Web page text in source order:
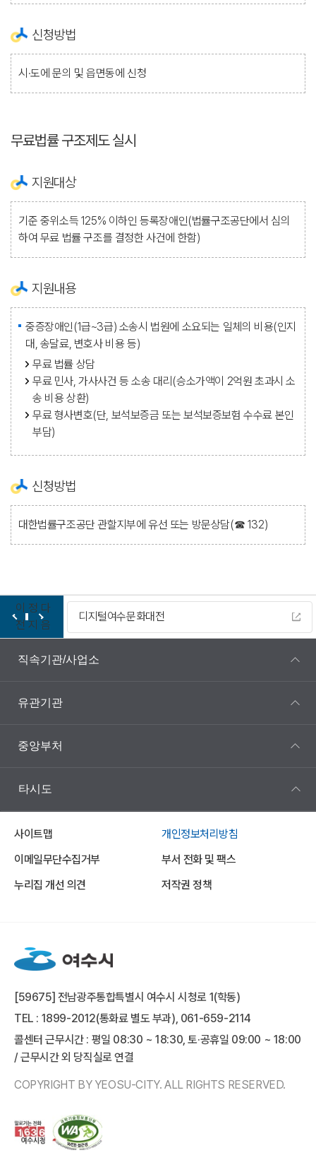
신청방법
시·도에 문의 및 읍면동에 신청
무료법률 구조제도 실시
지원대상
기준 중위소득 125% 이하인 등록장애인(법률구조공단에서 심의
하여 무료 법률 구조를 결정한 사건에 한함)
지원내용
중증장애인(1급~3급) 소송시 법원에 소요되는 일체의 비용(인지
대, 송달료, 변호사 비용 등)
무료 법률 상담
무료 민사, 가사사건 등 소송 대리(승소가액이 2억원 초과시 소
송 비용 상환)
무료 형사변호(단, 보석보증금 또는 보석보증보험 수수료 본인
부담)
신청방법
대한법률구조공단 관할지부에 유선 또는 방문상담(☎ 132)
이
전
정
지
다
음
디지털여수문화대전
직속기관/사업소
유관기관
중앙부처
타시도
사이트맵
개인정보처리방침
이메일무단수집거부
부서 전화 및 팩스
누리집 개선 의견
저작권 정책
[59675] 전남광주통합특별시 여수시 시청로 1(학동)
TEL : 1899-2012(통화료 별도 부과), 061-659-2114
콜센터 근무시간 : 평일 08:30 ~ 18:30, 토·공휴일 09:00 ~ 18:00
/ 근무시간 외 당직실로 연결
COPYRIGHT BY YEOSU-CITY. ALL RIGHTS RESERVED.